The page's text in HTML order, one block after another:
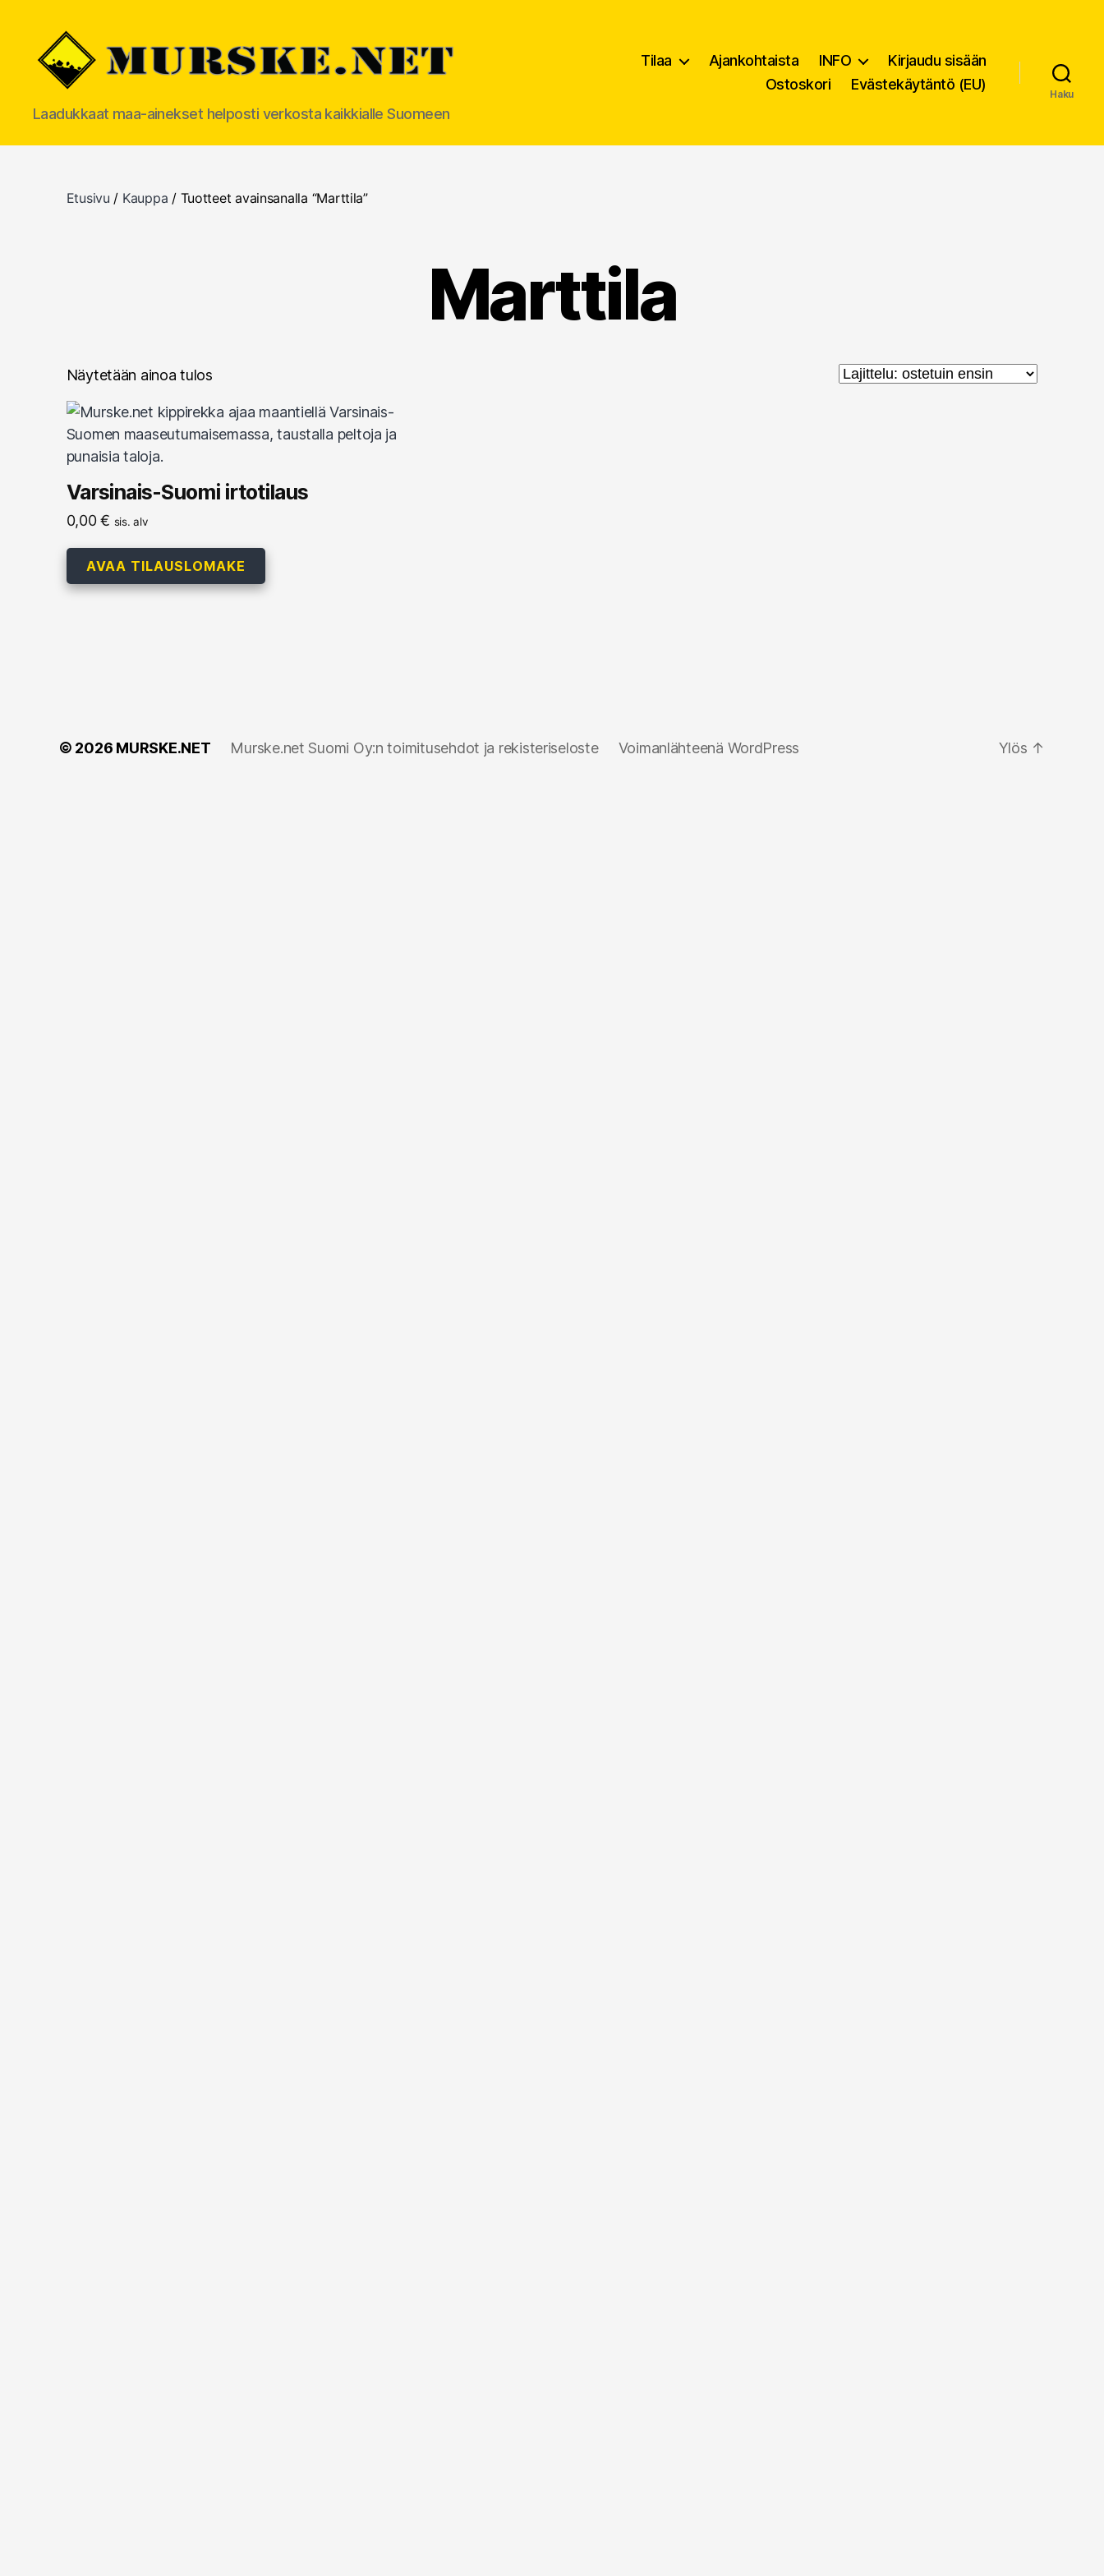
MURSKE.NET
Laadukkaat maa-ainekset helposti verkosta kaikkialle Suomeen
Tilaa Ajankohtaista INFO
Kirjaudu sisään
Ostoskori
Evästekäytäntö (EU)
Haku
Etusivu / Kauppa / Tuotteet avainsanalla “Marttila”
Marttila
Näytetään ainoa tulos
Varsinais-Suomi irtotilaus
0,00€ sis. alv
AVAA TILAUSLOMAKE
© 2026 MURSKE.NET Murske.net Suomi Oy:n toimitusehdot ja rekisteriseloste Voimanlähteenä WordPress Ylös ↑